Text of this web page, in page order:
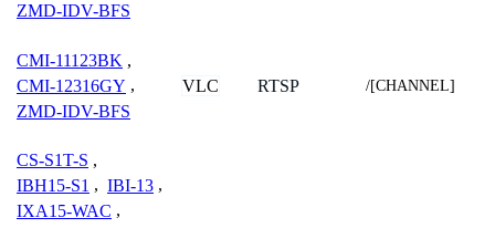
ZMD-IDV-BFS
CMI-11123BK ,
CMI-12316GY ,
ZMD-IDV-BFS
VLC RTSP /[CHANNEL]
CS-S1T-S ,
IBH15-S1 , IBI-13 ,
IXA15-WAC ,